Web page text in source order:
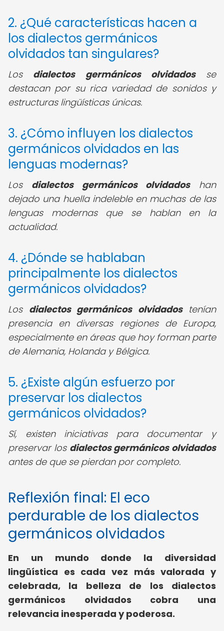
2. ¿Qué características hacen a
los dialectos germánicos
olvidados tan singulares?
Los dialectos germánicos olvidadosse
destacan por su rica variedad de sonidos y
estructuras lingüísticas únicas.
3. ¿Cómo influyen los dialectos
germánicos olvidados en las
lenguas modernas?
Los dialectos germánicos olvidadoshan
dejado una huella indeleble en muchas de las
lenguas modernas que se hablan en la
actualidad.
4. ¿Dónde se hablaban
principalmente los dialectos
germánicos olvidados?
Los dialectos germánicos olvidadostenían
presencia en diversas regiones de Europa,
especialmente en áreas que hoy forman parte
de Alemania, Holanda y Bélgica.
5. ¿Existe algún esfuerzo por
preservar los dialectos
germánicos olvidados?
Sí, existen iniciativas para documentar y
preservar los dialectos germánicos olvidados
antes de que se pierdan por completo.
Reflexión final: El eco
perdurable de los dialectos
germánicos olvidados
En un mundo donde la diversidad
lingüística es cada vez más valorada y
celebrada, la belleza de los dialectos
germánicos olvidados cobra una
relevancia inesperada y poderosa.